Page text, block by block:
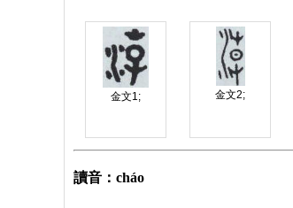
金文1; 金文2;
讀音：cháo